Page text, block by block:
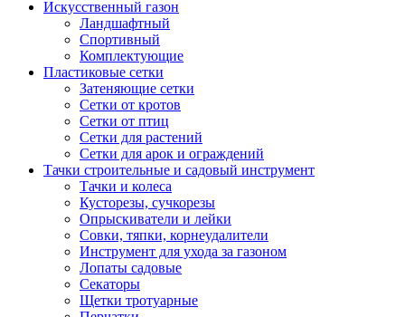
Искусственный газон
Ландшафтный
Спортивный
Комплектующие
Пластиковые сетки
Затеняющие сетки
Сетки от кротов
Сетки от птиц
Сетки для растений
Сетки для арок и ограждений
Тачки строительные и садовый инструмент
Тачки и колеса
Кусторезы, сучкорезы
Опрыскиватели и лейки
Совки, тяпки, корнеудалители
Инструмент для ухода за газоном
Лопаты садовые
Секаторы
Щетки тротуарные